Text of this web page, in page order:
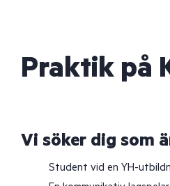
Praktik på
Vi söker dig som
Student vid en YH-